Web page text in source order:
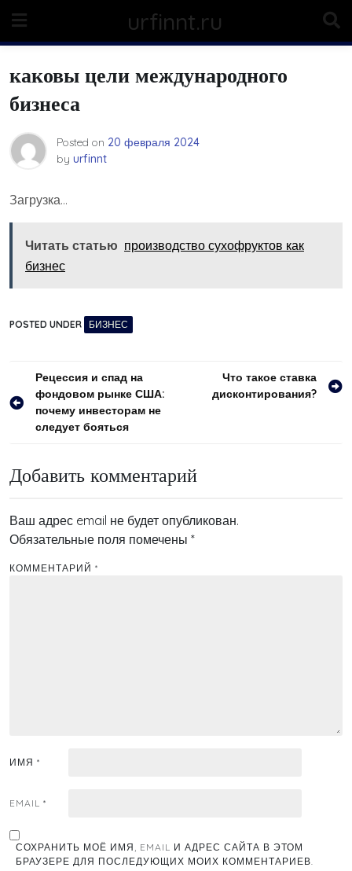
content
urfinnt.ru
каковы цели международного
бизнеса
Posted on 20 февраля 2024
by urfinnt
Загрузка…
Читать статью производство сухофруктов как
бизнес
POSTED UNDER БИЗНЕС
Навигация
по
записям
Рецессия и спад на
фондовом рынке США:
почему инвесторам не
следует бояться
Что такое ставка
дисконтирования?
Добавить комментарий
Ваш адрес email не будет опубликован.
Обязательные поля помечены *
КОММЕНТАРИЙ *
ИМЯ *
EMAIL *
СОХРАНИТЬ МОЁ ИМЯ, EMAIL И АДРЕС САЙТА В ЭТОМ
БРАУЗЕРЕ ДЛЯ ПОСЛЕДУЮЩИХ МОИХ КОММЕНТАРИЕВ.